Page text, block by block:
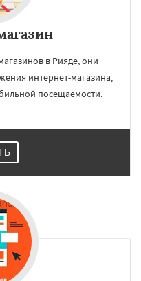
в Рияде, они
интернет-магазина,
посещаемости.